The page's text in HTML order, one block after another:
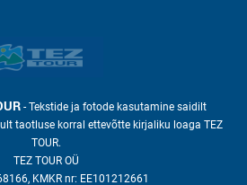
- Tekstide ja fotode kasutamine saidilt
taotluse korral ettevõtte kirjaliku loaga TEZ
TOUR.
TEZ TOUR OÜ
KMKR nr: EE101212661